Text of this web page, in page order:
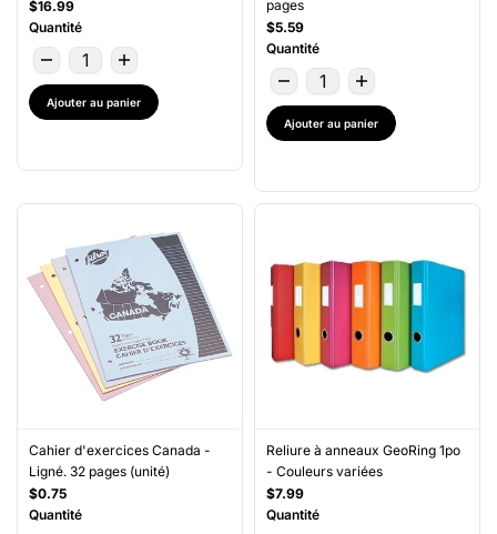
$16.99
Quantité
Ajouter au panier
pages
$5.59
Quantité
Ajouter au panier
Cahier d'exercices Canada -
Ligné. 32 pages (unité)
$0.75
Quantité
Reliure à anneaux GeoRing 1po
- Couleurs variées
$7.99
Quantité